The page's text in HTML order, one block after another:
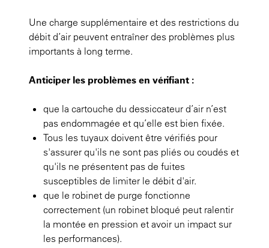
Une charge supplémentaire et des restrictions du
débit d’air peuvent entraîner des problèmes plus
importants à long terme.
Anticiper les problèmes en vérifiant :
que la cartouche du dessiccateur d’air n’est
pas endommagée et qu’elle est bien fixée.
Tous les tuyaux doivent être vérifiés pour
s'assurer qu'ils ne sont pas pliés ou coudés et
qu'ils ne présentent pas de fuites
susceptibles de limiter le débit d'air.
que le robinet de purge fonctionne
correctement (un robinet bloqué peut ralentir
la montée en pression et avoir un impact sur
les performances).